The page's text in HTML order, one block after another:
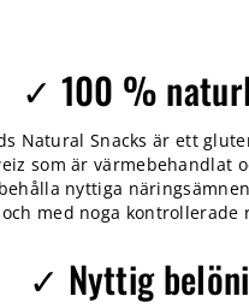
✓ 100 %
Natural Snacks är ett
som är värmebehandlat
nyttiga
och med noga kontrollerade
✓ Nyttig